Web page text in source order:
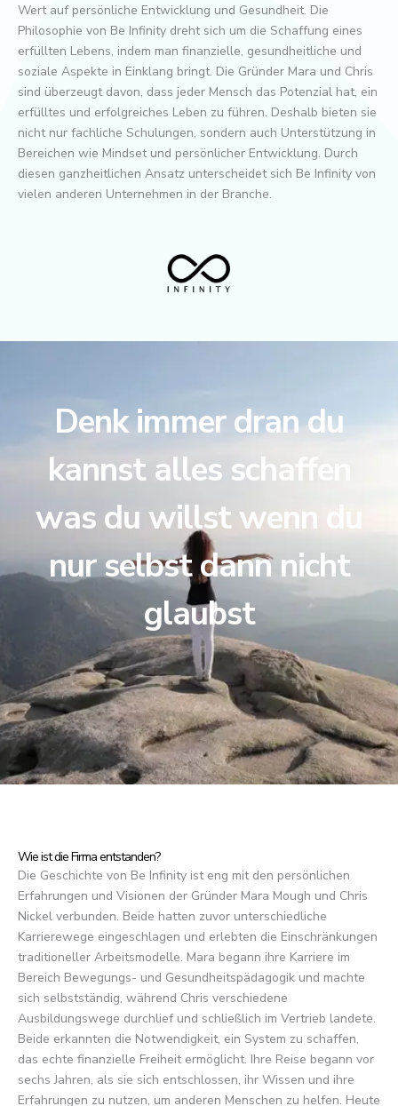
Wert auf persönliche Entwicklung und Gesundheit. Die
Philosophie von Be Infinity dreht sich um die Schaffung eines
erfüllten Lebens, indem man finanzielle, gesundheitliche und
soziale Aspekte in Einklang bringt. Die Gründer Mara und Chris
sind überzeugt davon, dass jeder Mensch das Potenzial hat, ein
erfülltes und erfolgreiches Leben zu führen. Deshalb bieten sie
nicht nur fachliche Schulungen, sondern auch Unterstützung in
Bereichen wie Mindset und persönlicher Entwicklung. Durch
diesen ganzheitlichen Ansatz unterscheidet sich Be Infinity von
vielen anderen Unternehmen in der Branche.
Denk immer dran du
kannst alles schaffen
was du willst wenn du
nur selbst dann nicht
glaubst
Wie ist die Firma entstanden?
Die Geschichte von Be Infinity ist eng mit den persönlichen
Erfahrungen und Visionen der Gründer Mara Mough und Chris
Nickel verbunden. Beide hatten zuvor unterschiedliche
Karrierewege eingeschlagen und erlebten die Einschränkungen
traditioneller Arbeitsmodelle. Mara begann ihre Karriere im
Bereich Bewegungs- und Gesundheitspädagogik und machte
sich selbstständig, während Chris verschiedene
Ausbildungswege durchlief und schließlich im Vertrieb landete.
Beide erkannten die Notwendigkeit, ein System zu schaffen,
das echte finanzielle Freiheit ermöglicht. Ihre Reise begann vor
sechs Jahren, als sie sich entschlossen, ihr Wissen und ihre
Erfahrungen zu nutzen, um anderen Menschen zu helfen. Heute